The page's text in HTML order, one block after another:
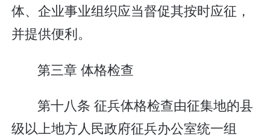
体、企业事业组织应当督促其按时应征，
并提供便利。
第三章 体格检查
第十八条 征兵体格检查由征集地的县
级以上地方人民政府征兵办公室统一组